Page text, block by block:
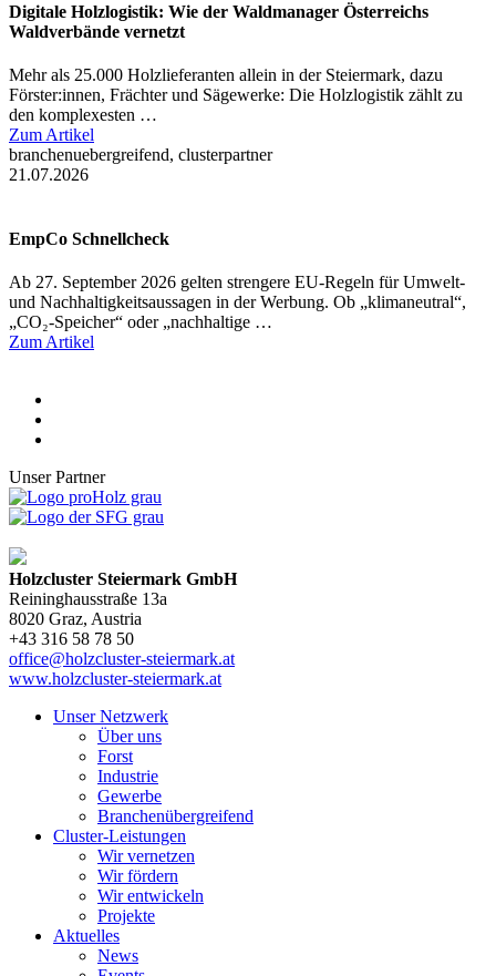
Digitale Holzlogistik: Wie der Waldmanager Österreichs
Waldverbände vernetzt
Mehr als 25.000 Holzlieferanten allein in der Steiermark, dazu
Förster:innen, Frächter und Sägewerke: Die Holzlogistik zählt zu
den komplexesten …
Zum Artikel
branchenuebergreifend, clusterpartner
21.07.2026
EmpCo Schnellcheck
Ab 27. September 2026 gelten strengere EU-Regeln für Umwelt-
und Nachhaltigkeitsaussagen in der Werbung. Ob „klimaneutral“,
„CO₂-Speicher“ oder „nachhaltige …
Zum Artikel
Unser Partner
Holzcluster Steiermark GmbH
Reininghausstraße 13a
8020 Graz, Austria
+43 316 58 78 50
office@holzcluster-steiermark.at
www.holzcluster-steiermark.at
Unser Netzwerk
Über uns
Forst
Industrie
Gewerbe
Branchenübergreifend
Cluster-Leistungen
Wir vernetzen
Wir fördern
Wir entwickeln
Projekte
Aktuelles
News